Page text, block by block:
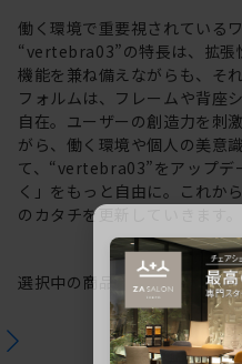
働く環境で重要視されている
“vertebra03”の特長は、拡張
機能を兼ね備えながらも、そ
フォルムは、フレームや背座
自在。ユーザーの創造力を刺
がら、働く環境や個人の美意
て、“vertebra03”をアップデ
く」をもっと自由に。これか
のカタチを更新していきます。
選択中の商品情報保証 注意事